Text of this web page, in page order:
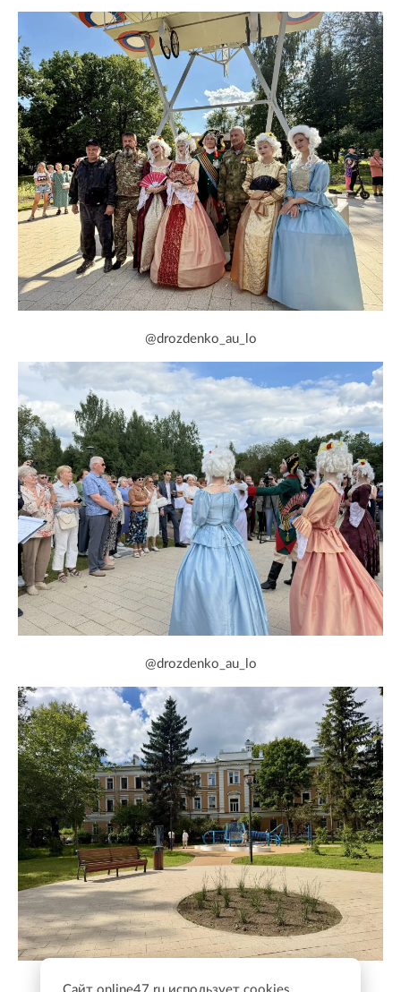
@drozdenko_au_lo
@drozdenko_au_lo
@drozdenko_au_lo